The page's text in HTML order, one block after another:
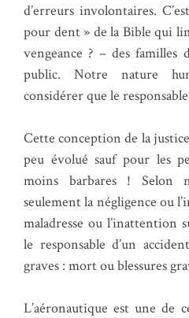
d’erreurs involontaires.
pour dent » de la Bible qui
vengeance ? – des
public. Notre nature
considérer que le
Cette conception de la
peu évolué sauf pour les
moins barbares ! Selon
seulement la négligence ou
maladresse ou l’inattention
le responsable d’un
graves : mort ou blessures
L’aéronautique est une de